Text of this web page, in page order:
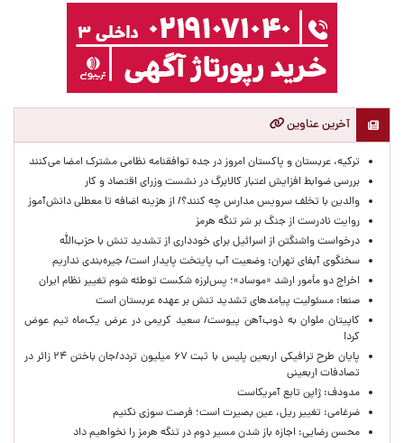
آخرین عناوین
ترکیه، عربستان و پاکستان امروز در جده توافقنامه نظامی مشترک امضا می‌کنند
بررسی ضوابط افزایش اعتبار کالابرگ در نشست وزرای اقتصاد و کار
والدین با تخلف سرویس مدارس چه کنند؟/ از هزینه اضافه تا معطلی دانش‌آموز
روایت نادرست از جنگ بر سَر تنگه هرمز
درخواست واشنگتن از اسرائیل برای خودداری از تشدید تنش با حزب‌الله
سخنگوی آبفای تهران: وضعیت آب پایتخت پایدار است/ جیره‌بندی نداریم
اخراج دو مأمور ارشد «موساد»؛ پس‌لرزه شکست توطئه شوم تغییر نظام ایران
صنعا: مسئولیت پیامدهای تشدید تنش بر عهده عربستان است
کاپیتان ملوان به ذوب‌آهن پیوست/ سعید کریمی در عرض یک‌ماه تیم عوض
کرد!
پایان طرح ترافیکی اربعین پلیس با ثبت ۶۷ میلیون تردد/جان باختن ۲۴ زائر در
تصادفات اربعینی
مدودف: ژاپن تابع آمریکاست
ضرغامی: تغییر ریل، عین بصیرت است؛ فرصت سوزی نکنیم
محسن رضایی: اجازه باز شدن مسیر دوم در تنگه هرمز را نخواهیم داد